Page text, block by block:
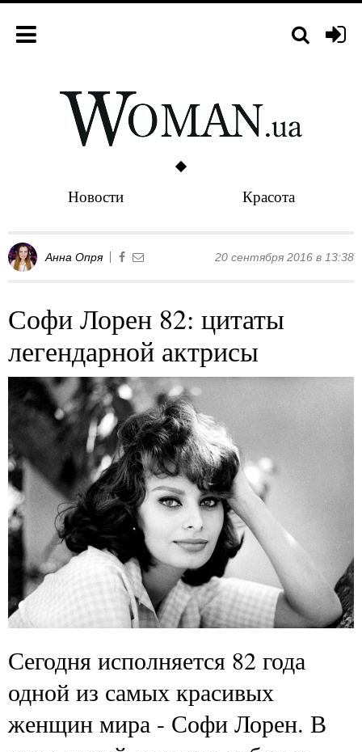
Новости Красота
Анна Опря 20 сентября 2016 в 13:38
Софи Лорен 82: цитаты
легендарной актрисы
Сегодня исполняется 82 года
одной из самых красивых
женщин мира - Софи Лорен. В